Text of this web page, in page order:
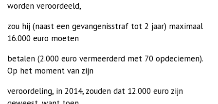
worden veroordeeld,
zou hij (naast een gevangenisstraf tot 2 jaar) maximaal
16.000 euro moeten
betalen (2.000 euro vermeerderd met 70 opdeciemen).
Op het moment van zijn
veroordeling, in 2014, zouden dat 12.000 euro zijn